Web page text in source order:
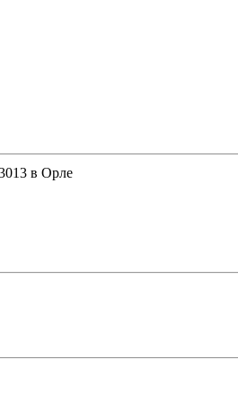
в Орле